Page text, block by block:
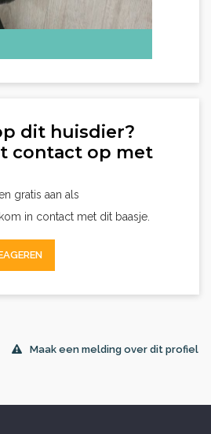
dit huisdier?
contact op met
gratis aan als
in contact met dit baasje.
Maak een melding over dit profiel